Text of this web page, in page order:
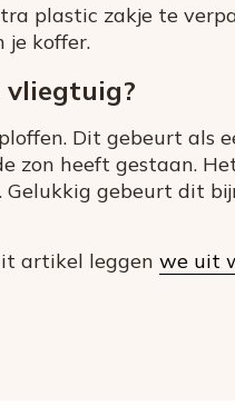
plastic zakje te
je koffer.
vliegtuig?
Dit gebeurt als
zon heeft gestaan.
gebeurt dit
artikel leggen we uit